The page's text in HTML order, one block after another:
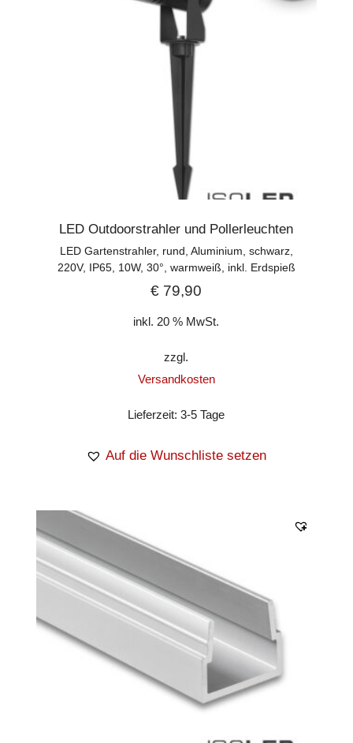
LED Outdoorstrahler und Pollerleuchten
LED Gartenstrahler, rund, Aluminium, schwarz,
220V, IP65, 10W, 30°, warmweiß, inkl. Erdspieß
€ 79,90
inkl. 20 % MwSt.
zzgl.
Versandkosten
Lieferzeit:3-5 Tage
Auf die Wunschliste setzen